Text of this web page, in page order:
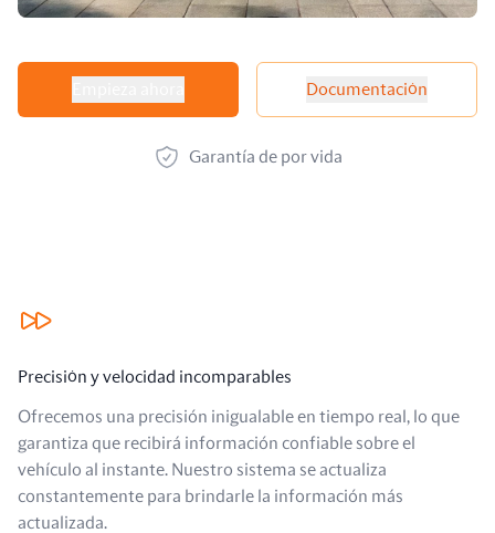
Opciones de producto
Documentación
Garantía de por vida
Nuestros beneficios
Precisión y velocidad incomparables
Ofrecemos una precisión inigualable en tiempo real, lo que
garantiza que recibirá información confiable sobre el
vehículo al instante. Nuestro sistema se actualiza
constantemente para brindarle la información más
actualizada.